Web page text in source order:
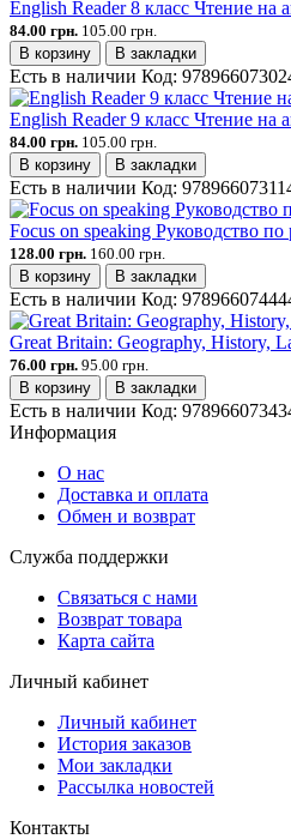
English Reader 8 класс Чтение на
84.00 грн. 105.00 грн.
В корзину
В закладки
Есть в наличии Код:
English Reader 9 класс Чтение на
84.00 грн. 105.00 грн.
В корзину
В закладки
Есть в наличии Код:
Focus on speaking Руководство
128.00 грн. 160.00 грн.
В корзину
В закладки
Есть в наличии Код:
Great Britain: Geography, History,
76.00 грн. 95.00 грн.
В корзину
В закладки
Есть в наличии Код:
Информация
О нас
Доставка и оплата
Обмен и возврат
Служба поддержки
Связаться с нами
Возврат товара
Карта сайта
Личный кабинет
Личный кабинет
История заказов
Мои закладки
Рассылка новостей
Контакты